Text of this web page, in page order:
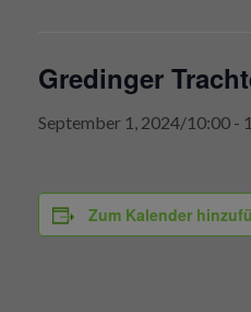
Gredinger
September 1, 2024/10:00 -
Zum Kalender